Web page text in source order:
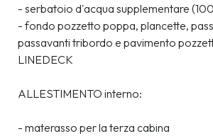
- serbatoio d'acqua supplementare
- fondo pozzetto poppa, plancette,
passavanti tribordo e pavimento
LINEDECK
ALLESTIMENTO interno:
- materasso per la terza cabina